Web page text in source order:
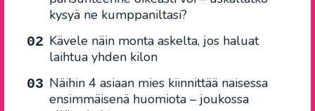
kysyä ne kumppaniltasi?
Kävele näin monta askelta, jos haluat
laihtua yhden kilon
Näihin 4 asiaan mies kiinnittää naisessa
ensimmäisenä huomiota – joukossa